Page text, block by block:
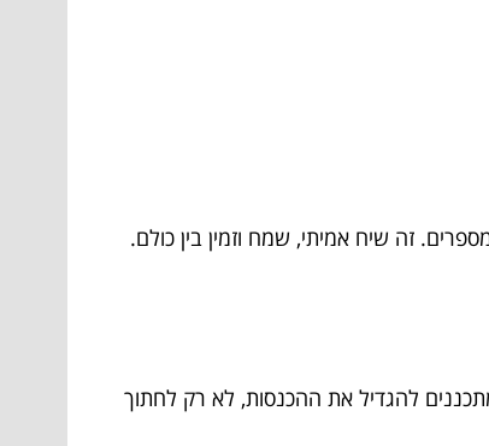
זה שיח אמיתי, שמח וזמין בין כולם.
להגדיל את ההכנסות, לא רק לחתוך